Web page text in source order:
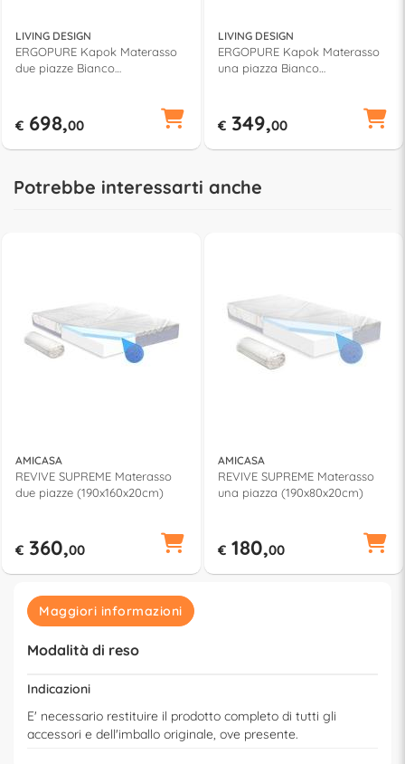
LIVING DESIGN
ERGOPURE Kapok Materasso
due piazze Bianco
€ 698,00
LIVING DESIGN
ERGOPURE Kapok Materasso
una piazza Bianco
€ 349,00
Potrebbe interessarti anche
AMICASA
REVIVE SUPREME Materasso
due piazze (190x160x20cm)
€ 360,00
AMICASA
REVIVE SUPREME Materasso
una piazza (190x80x20cm)
€ 180,00
Maggiori informazioni
Modalità di reso
Indicazioni
E' necessario restituire il prodotto completo di tutti gli
accessori e dell'imballo originale, ove presente.